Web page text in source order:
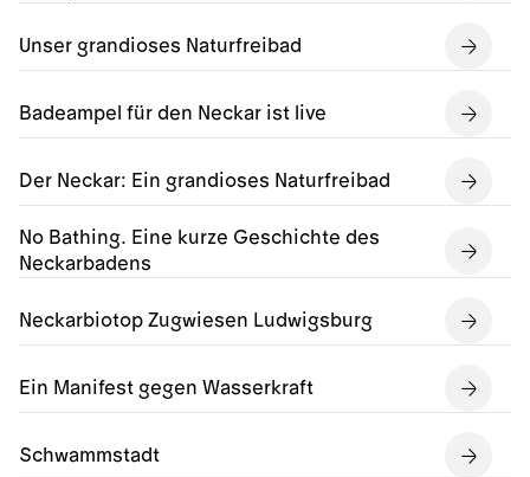
Unser grandioses Naturfreibad
Badeampel für den Neckar ist live
Der Neckar: Ein grandioses Naturfreibad
No Bathing. Eine kurze Geschichte des
Neckarbadens
Neckarbiotop Zugwiesen Ludwigsburg
Ein Manifest gegen Wasserkraft
Schwammstadt